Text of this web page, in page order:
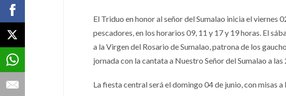
El Triduo en honor al señor del Sumalao inicia el viernes
pescadores, en los horarios 09, 11 y 17 y 19 horas. El
a la Virgen del Rosario de Sumalao, patrona de los
jornada con la cantata a Nuestro Señor del Sumalao a las
La fiesta central será el domingo 04 de junio, con misas